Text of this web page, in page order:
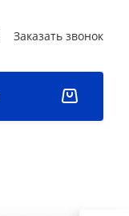
Заказать звонок